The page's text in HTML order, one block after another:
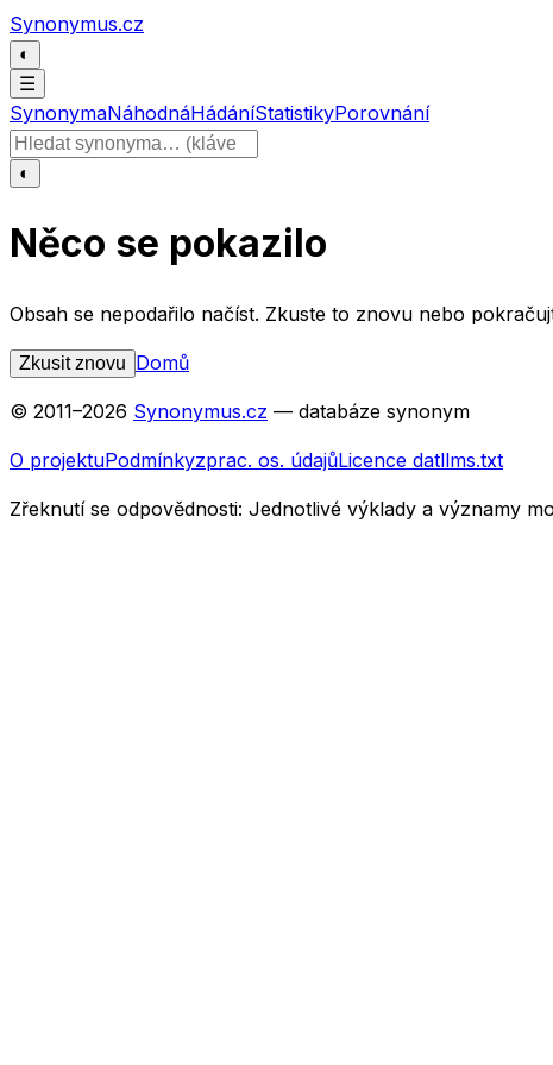
Přeskočit na obsah
Synonymus.cz
◐
☰
SynonymaNáhodnáHádáníStatistikyPorovnání
Hledat slovo
◐
Něco se pokazilo
Obsah se nepodařilo načíst. Zkuste to znovu nebo
Zkusit znovu Domů
© 2011–2026 Synonymus.cz — databáze synonym
O projektuPodmínkyzprac. os. údajůLicence datllms.txt
Zřeknutí se odpovědnosti: Jednotlivé výklady a významy